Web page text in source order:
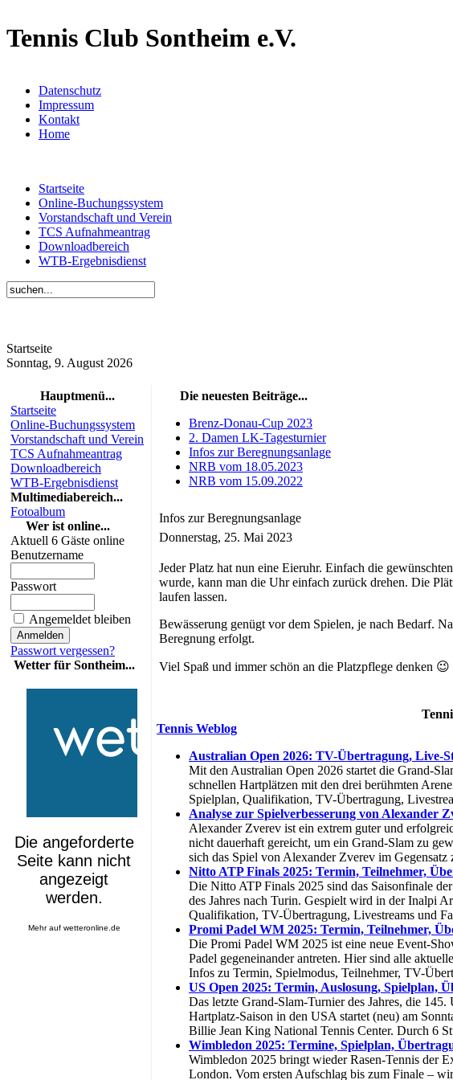
Tennis Club Sontheim e.V.
Datenschutz
Impressum
Kontakt
Home
Startseite
Online-Buchungssystem
Vorstandschaft und Verein
TCS Aufnahmeantrag
Downloadbereich
WTB-Ergebnisdienst
Startseite
Sonntag, 9. August 2026
Hauptmenü...
Startseite
Online-Buchungssystem
Vorstandschaft und Verein
TCS Aufnahmeantrag
Downloadbereich
WTB-Ergebnisdienst
Multimediabereich...
Fotoalbum
Wer ist online...
Aktuell 6 Gäste online
Benutzername
Passwort
Angemeldet bleiben
Passwort vergessen?
Wetter für Sontheim...
Mehr auf wetteronline.de
Die neuesten Beiträge...
Brenz-Donau-Cup 2023
2. Damen LK-Tagesturnier
Infos zur Beregnungsanlage
NRB vom 18.05.2023
NRB vom 15.09.2022
Infos zur Beregnungsanlage
Donnerstag, 25. Mai 2023
Jeder Platz hat nun eine Eieruhr. Einfach die
wurde, kann man die Uhr einfach zurück drehen. Die
laufen lassen.
Bewässerung genügt vor dem Spielen, je nach Bedarf.
Beregnung erfolgt.
Viel Spaß und immer schön an die Platzpflege denken 😉
Tennis Weblog
Australian Open 2026: TV-Übertragung, Live-
Mit den Australian Open 2026 startet die Grand-
schnellen Hartplätzen mit den drei berühmten
Spielplan, Qualifikation, TV-Übertragung,
Analyse zur Spielverbesserung von Alexander
Alexander Zverev ist ein extrem guter und
nicht dauerhaft gereicht, um ein Grand-Slam zu
sich das Spiel von Alexander Zverev im
Nitto ATP Finals 2025: Termin, Teilnehmer,
Die Nitto ATP Finals 2025 sind das Saisonfinale
des Jahres nach Turin. Gespielt wird in der Inalpi
Qualifikation, TV-Übertragung, Livestreams und
Promi Padel WM 2025: Termin, Teilnehmer,
Die Promi Padel WM 2025 ist eine neue Event-
Padel gegeneinander antreten. Hier sind alle
Infos zu Termin, Spielmodus, Teilnehmer, TV-
US Open 2025: Termin, Auslosung, Spielplan,
Das letzte Grand-Slam-Turnier des Jahres, die
Hartplatz-Saison in den USA startet (neu) am
Billie Jean King National Tennis Center. Durch 6
Wimbledon 2025: Termine, Spielplan,
Wimbledon 2025 bringt wieder Rasen-Tennis der
London. Vom ersten Aufschlag bis zum Finale –